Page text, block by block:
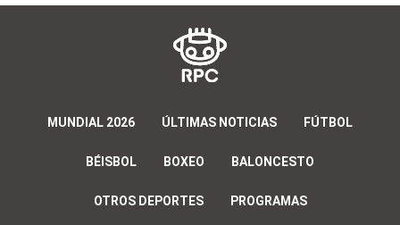
MUNDIAL 2026 ÚLTIMAS NOTICIAS FÚTBOL
BÉISBOL BOXEO BALONCESTO
OTROS DEPORTES PROGRAMAS